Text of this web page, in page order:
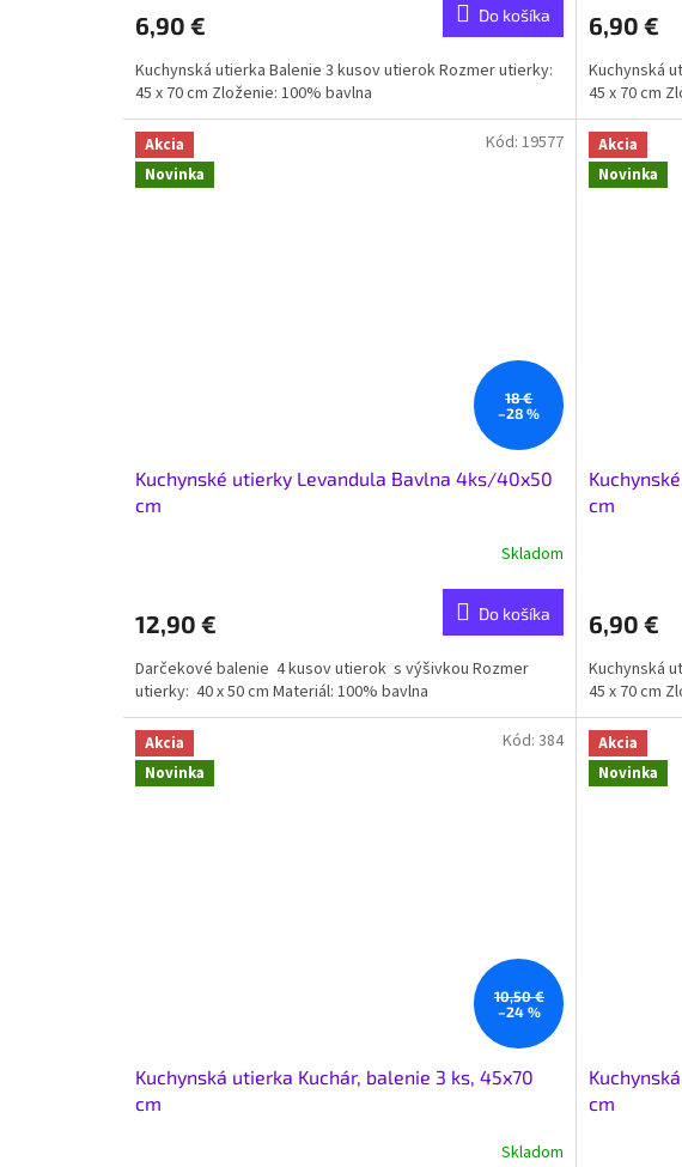
6,90 € Do košíka
Kuchynská utierka Balenie 3 kusov utierok Rozmer utierky:
45 x 70 cm Zloženie: 100% bavlna
6,90 €
Kuchynská
45 x 70 cm
Akcia
Novinka
18 €
–28 %
Kuchynské utierky Levandula Bavlna 4ks/40x50
cm
Skladom
12,90 € Do košíka
Darčekové balenie 4 kusov utierok s výšivkou Rozmer
utierky: 40 x 50 cm Materiál: 100% bavlna
Kód:19577
Akcia
Novinka
cm
6,90 €
Kuchynská
45 x 70 cm
Akcia
Novinka
10,50 €
–24 %
Kuchynská utierka Kuchár, balenie 3 ks, 45x70
cm
Skladom
Kód:384
Akcia
Novinka
cm